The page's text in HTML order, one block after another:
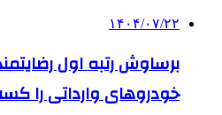
۱۴۰۴/۰۷/۲۲
برساوش رتبه اول
خودروهای وارداتی را